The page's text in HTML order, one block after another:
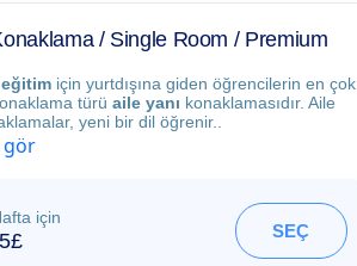
/ Single Room / Premium
eğitim için yurtdışına giden öğrencilerin en çok
türü aile yanı konaklamasıdır. Aile
yeni bir dil öğrenir..
gör
için
SEÇ